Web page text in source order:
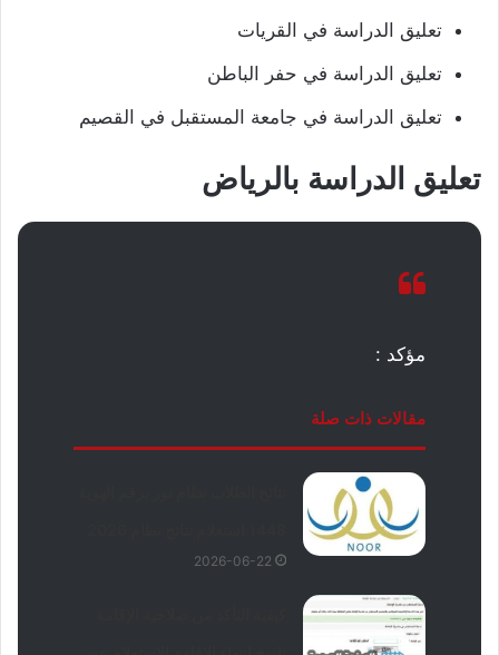
تعليق الدراسة في القريات
تعليق الدراسة في حفر الباطن
تعليق الدراسة في جامعة المستقبل في القصيم
تعليق الدراسة بالرياض
مؤكد :
مقالات ذات صلة
2026-06-22